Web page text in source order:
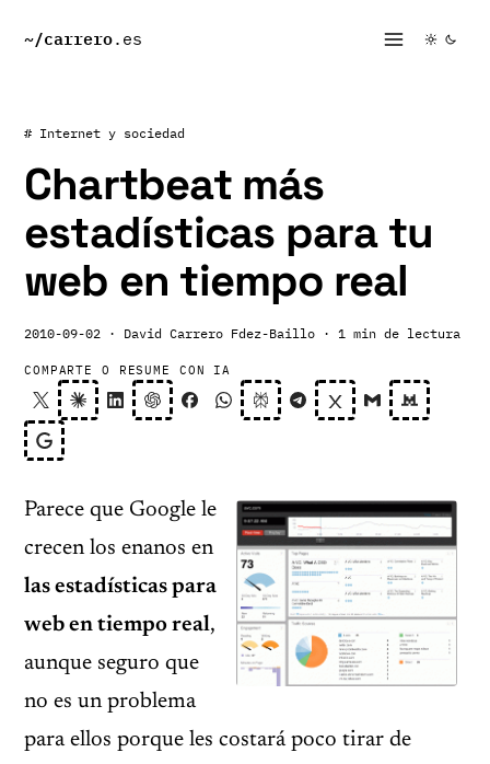
~/carrero.es
# Internet y sociedad
Chartbeat más
estadísticas para tu
web en tiempo real
2010-09-02 · David Carrero Fdez-Baillo · 1 min de lectura
COMPARTE O RESUME CON IA
Parece que Google le
crecen los enanos en
las estadísticas para
web en tiempo real,
aunque seguro que
no es un problema
para ellos porque les costará poco tirar de